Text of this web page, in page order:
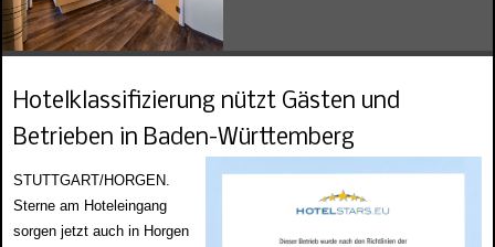
Hotelklassifizierung nützt Gästen und
Betrieben in Baden-Württemberg
STUTTGART/HORGEN.
Sterne am Hoteleingang
sorgen jetzt auch in Horgen